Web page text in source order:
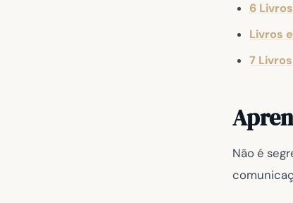
6
Livros
7
Não é